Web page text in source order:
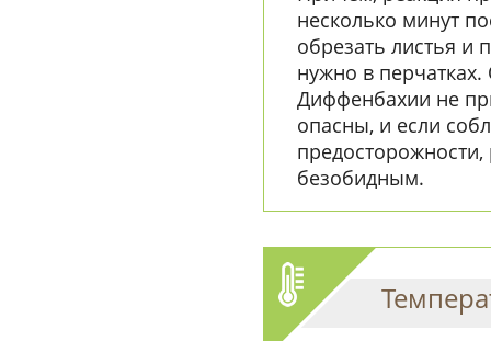
несколько минут
обрезать листья и
нужно в
Диффенбахии не
опасны, и если
безобидным.